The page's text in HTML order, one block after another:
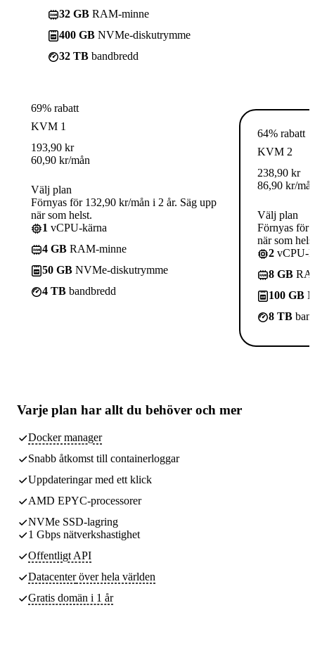
32 GB RAM-minne
400 GB NVMe-diskutrymme
32 TB bandbredd
69% rabatt
KVM 1
193,90 kr
60,90 kr/mån
Välj plan
Förnyas för 132,90 kr/mån i 2 år. Säg upp
när som helst.
1 vCPU-kärna
4 GB RAM-minne
50 GB NVMe-diskutrymme
4 TB bandbredd
64% rabatt
KVM 2
238,90 kr
86,90 kr/
Välj plan
Förnyas för
när som
2 vCPU-
8 GB
100 GB
8 TB
Varje plan har allt du behöver och mer
Docker manager
Snabb åtkomst till containerloggar
Uppdateringar med ett klick
AMD EPYC-processorer
NVMe SSD-lagring
1 Gbps nätverkshastighet
Offentligt API
Datacenteröver hela världen
Gratis domän i 1 år